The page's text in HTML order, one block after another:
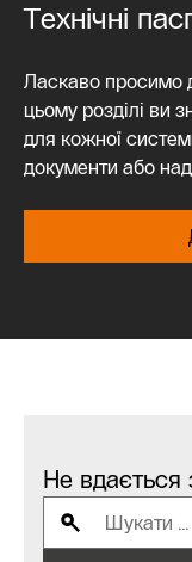
Технічні
Ласкаво просимо
цьому розділі ви
для кожної
документи або
Не вдається